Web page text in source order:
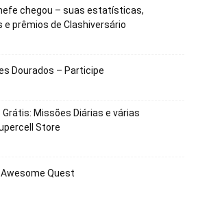
chegou – suas estatísticas,
prêmios de Clashiversário
Dourados – Participe
Grátis: Missões Diárias e várias
Store
Quest